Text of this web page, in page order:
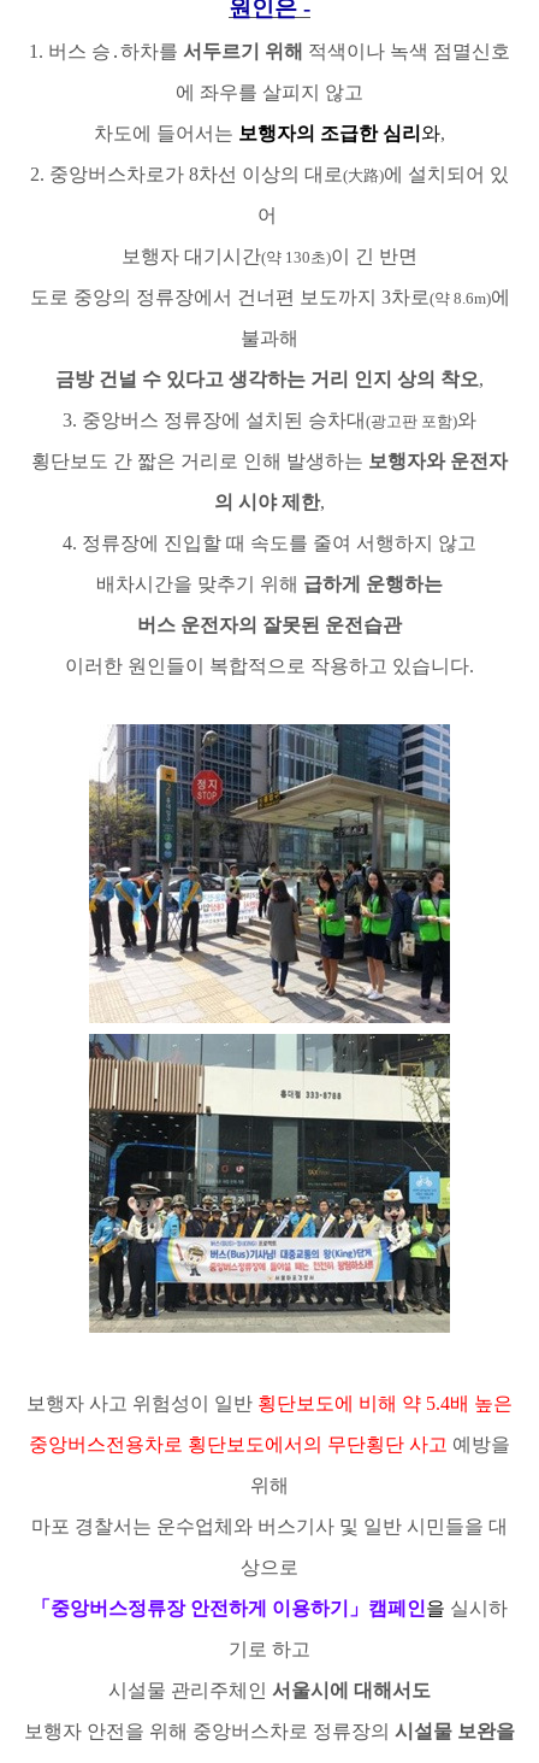
원인은 -
1. 버스 승 ․하차를 서두르기 위해 적색이나 녹색 점멸신호
에 좌우를 살피지 않고
차도에 들어서는 보행자의 조급한 심리 와,
2. 중앙버스차로가 8차선 이상의 대로(大路)에 설치되어 있
어
보행자 대기시간(약 130초)이 긴 반면
도로 중앙의 정류장에서 건너편 보도까지 3차로(약 8.6m)에
불과해
금방 건널 수 있다고 생각하는 거리 인지 상의 착오,
3. 중앙버스 정류장에 설치된 승차대 (광고판 포함)와
횡단보도 간 짧은 거리로 인해 발생하는 보행자와 운전자
의 시야 제한,
4. 정류장에 진입할 때 속도를 줄여 서행하지 않고
배차시간을 맞추기 위해 급하게 운행하는
버스 운전자의 잘못된 운전습관
이러한 원인들이 복합적으로 작용하고 있습니다.
보행자 사고 위험성이 일반 횡단보도에 비해 약 5.4배 높은
중앙버스전용차로 횡단보도에서의 무단횡단 사고 예방을
위해
마포 경찰서 는 운수업체와 버스기사 및 일반 시민들을 대
상으로
「 중앙버스정류장 안전하게 이용하기 」캠페인을 실시하
기로 하고
시설물 관리주체인 서울시에 대해서도
보행자 안전을 위해 중앙버스차로 정류장의 시설물 보완을